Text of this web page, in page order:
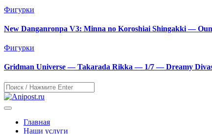
Фигурки
New Danganronpa V3: Minna no Koroshiai Shingakki —
Фигурки
Gridman Universe — Takarada Rikka — 1/7 — Dreamy
Главная
Наши услуги